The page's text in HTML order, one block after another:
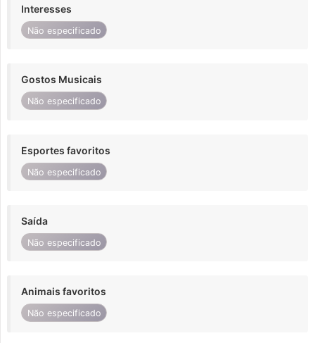
Interesses
Não especificado
Gostos Musicais
Não especificado
Esportes favoritos
Não especificado
Saída
Não especificado
Animais favoritos
Não especificado